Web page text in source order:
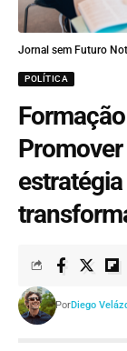
Jornal sem Futuro
POLÍTICA
PorDiego